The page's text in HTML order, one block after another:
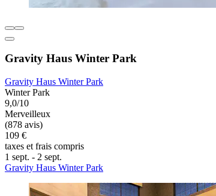
Gravity Haus Winter Park
Gravity Haus Winter Park
Winter Park
9,0/10
Merveilleux
(878 avis)
109 €
taxes et frais compris
1 sept. - 2 sept.
Gravity Haus Winter Park